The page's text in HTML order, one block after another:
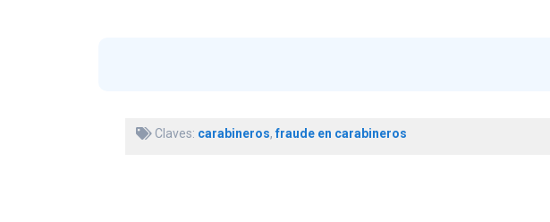
Claves: carabineros,fraude en carabineros